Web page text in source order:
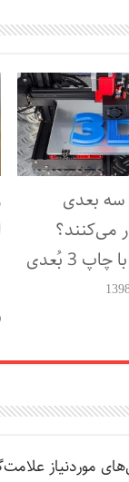
سه بعدی
می‌کنند؟
3 بُعدی
موردنیاز